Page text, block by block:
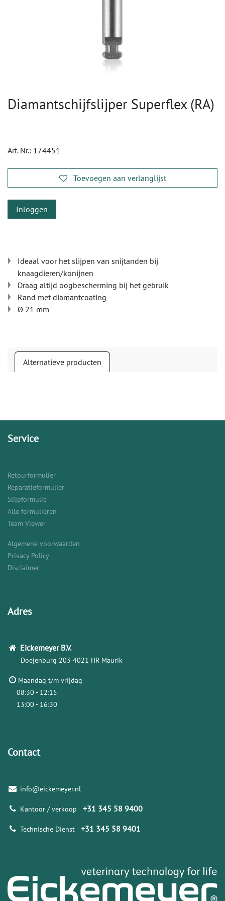
Diamantschijfslijper Superflex (RA)
Art. Nr.: 174451
Toevoegen aan verlanglijst
Inloggen
Ideaal voor het slijpen van snijtanden bij
knaagdieren/konijnen
Draag altijd oogbescherming bij het gebruik
Rand met diamantcoating
Ø 21 mm
Alternatieve producten
Service
Retourformulier
Reparatieformulier
Slijpformulie
Alle formulieren
Team Viewer
Algemene voorwaarden
Privacy Policy
Disclaimer
Adres
Eickemeyer B.V.
Doejenburg 203 4021 HR Maurik
Maandag t/m vrijdag
08:30 - 12:15
13:00 - 16:30
Contact
info@eickemeyer.nl
Kantoor / verkoop +31 345 58 9400
Technische Dienst +31 345 58 9401